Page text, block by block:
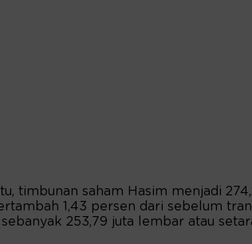
timbunan saham Hasim menjadi
1,43 persen dari sebelum
253,79 juta lembar atau